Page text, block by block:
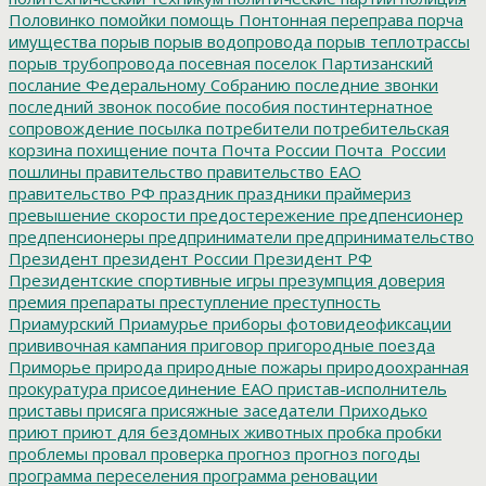
Половинко помойки помощь Понтонная переправа порча
имущества порыв порыв водопровода порыв теплотрассы
порыв трубопровода посевная поселок Партизанский
послание Федеральному Собранию последние звонки
последний звонок пособие пособия постинтернатное
сопровождение посылка потребители потребительская
корзина похищение почта Почта России Почта_России
пошлины правительство правительство ЕАО
правительство РФ праздник праздники праймериз
превышение скорости предостережение предпенсионер
предпенсионеры предприниматели предпринимательство
Президент президент России Президент РФ
Президентские спортивные игры презумпция доверия
премия препараты преступление преступность
Приамурский Приамурье приборы фотовидеофиксации
прививочная кампания приговор пригородные поезда
Приморье природа природные пожары природоохранная
прокуратура присоединение ЕАО пристав-исполнитель
приставы присяга присяжные заседатели Приходько
приют приют для бездомных животных пробка пробки
проблемы провал проверка прогноз прогноз погоды
программа переселения программа реновации